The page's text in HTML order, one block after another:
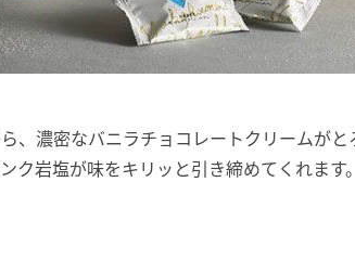
、濃密なバニラチョコレートクリームが
ク岩塩が味をキリッと引き締めてくれます。